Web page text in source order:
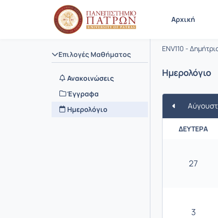
Αρχική
Επιλογές Μαθήματος
Ανακοινώσεις
Έγγραφα
Ημερολόγιο
Μάθημα :
Κωδικός :
ENV110 -
Ημερολόγιο
ΔΕΥΤΈΡΑ
27
3